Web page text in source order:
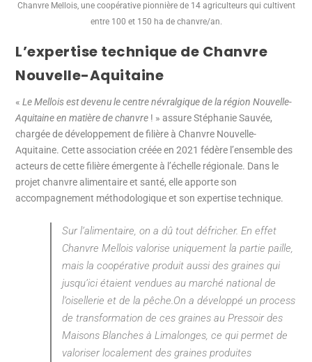
Chanvre Mellois, une coopérative pionnière de 14 agriculteurs qui cultivent
entre 100 et 150 ha de chanvre/an.
L’expertise technique de Chanvre
Nouvelle-Aquitaine
«Le Mellois est devenu le centre névralgique de la région Nouvelle-
Aquitaine en matière de chanvre ! » assure Stéphanie Sauvée,
chargée de développement de filière à Chanvre Nouvelle-
Aquitaine. Cette association créée en 2021 fédère l’ensemble des
acteurs de cette filière émergente à l’échelle régionale. Dans le
projet chanvre alimentaire et santé, elle apporte son
accompagnement méthodologique et son expertise technique.
Sur l’alimentaire, on a dû tout défricher. En effet
Chanvre Mellois valorise uniquement la partie paille,
mais la coopérative produit aussi des graines qui
jusqu’ici étaient vendues au marché national de
l’oisellerie et de la pêche.On a développé un process
de transformation de ces graines au Pressoir des
Maisons Blanches à Limalonges, ce qui permet de
valoriser localement des graines produites